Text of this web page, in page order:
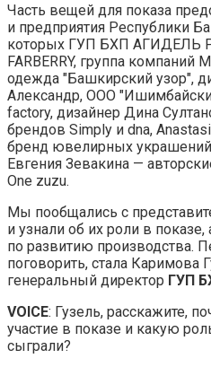
Часть вещей для показа
и предприятия Республики
которых ГУП БХП АГИДЕЛЬ
FARBERRY, группа компаний
одежда "Башкирский узор",
Александр, ООО
factory, дизайнер Дина
брендов Simply и dna,
бренд ювелирных украшений
Евгения Зевакина —
One zuzu.
Мы пообщались с
и узнали об их роли в показе,
по развитию производства.
поговорить, стала Каримова
генеральный директор ГУП
VOICE: Гузель, расскажите,
участие в показе и какую
сыграли?